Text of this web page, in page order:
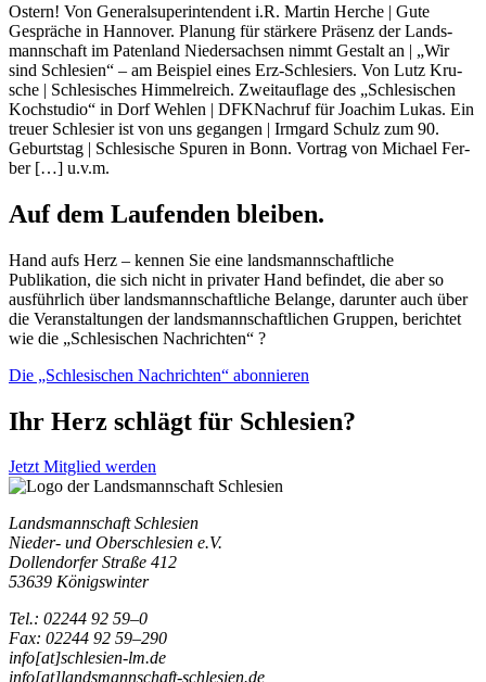
Ostern! Von Gene­ral­su­per­in­ten­dent i.R. Mar­tin Her­che | Gute
Gesprä­che in Han­no­ver. Pla­nung für stär­ke­re Prä­senz der Lands­
mann­schaft im Paten­land Nie­der­sach­sen nimmt Gestalt an | „Wir
sind Schle­si­en“ – am Bei­spiel eines Erz-Schle­si­ers. Von Lutz Kru­
sche | Schle­si­sches Him­mel­reich. Zweit­auf­la­ge des „Schle­si­schen
Koch­stu­dio“ in Dorf Weh­len | DFK­Nach­ruf für Joa­chim Lukas. Ein
treu­er Schle­si­er ist von uns gegan­gen | Irm­gard Schulz zum 90.
Geburts­tag | Schle­si­sche Spu­ren in Bonn. Vor­trag von Micha­el Fer­
ber […] u.v.m.
Auf dem Laufenden bleiben.
Hand aufs Herz – kennen Sie eine landsmannschaftliche
Publikation, die sich nicht in privater Hand befindet, die aber so
ausführlich über landsmannschaftliche Belange, darunter auch über
die Veranstaltungen der landsmannschaftlichen Gruppen, berichtet
wie die „Schlesischen Nachrichten“ ?
Die „Schlesischen Nachrichten“ abonnieren
Ihr Herz schlägt für Schlesien?
Jetzt Mitglied werden
Landsmannschaft Schlesien
Nieder- und Oberschlesien e.V.
Dollendorfer Straße 412
53639 Königswinter
Tel.: 02244 92 59–0
Fax: 02244 92 59–290
info[at]schlesien-lm.de
info[at]landsmannschaft-schlesien.de